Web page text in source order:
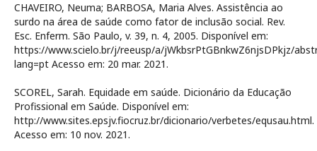
CHAVEIRO, Neuma; BARBOSA, Maria Alves. Assistência ao
surdo na área de saúde como fator de inclusão social. Rev.
Esc. Enferm. São Paulo, v. 39, n. 4, 2005. Disponível em:
https://www.scielo.br/j/reeusp/a/jWkbsrPtGBnkwZ6njsDPkjz/
lang=pt Acesso em: 20 mar. 2021.
SCOREL, Sarah. Equidade em saúde. Dicionário da Educação
Profissional em Saúde. Disponível em:
http://www.sites.epsjv.fiocruz.br/dicionario/verbetes/equsau.html.
Acesso em: 10 nov. 2021.